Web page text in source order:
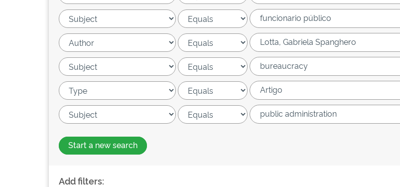
Start a new search
Add filters: